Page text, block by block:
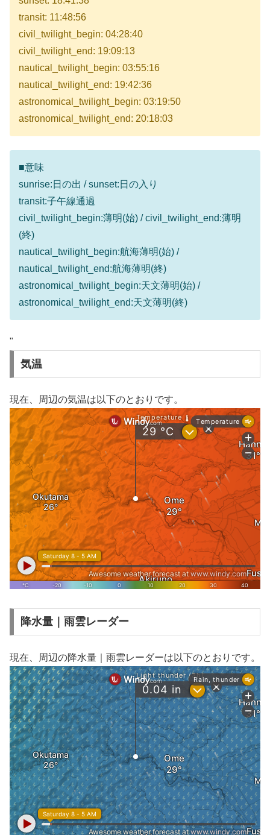
transit: 11:48:56
civil_twilight_begin: 04:28:40
civil_twilight_end: 19:09:13
nautical_twilight_begin: 03:55:16
nautical_twilight_end: 19:42:36
astronomical_twilight_begin: 03:19:50
astronomical_twilight_end: 20:18:03
■意味
sunrise:日の出 / sunset:日の入り
transit:子午線通過
civil_twilight_begin:薄明(始) / civil_twilight_end:薄明
(終)
nautical_twilight_begin:航海薄明(始) /
nautical_twilight_end:航海薄明(終)
astronomical_twilight_begin:天文薄明(始) /
astronomical_twilight_end:天文薄明(終)
"
気温
現在、周辺の気温は以下のとおりです。
降水量｜雨雲レーダー
現在、周辺の降水量｜雨雲レーダーは以下のとおりです。